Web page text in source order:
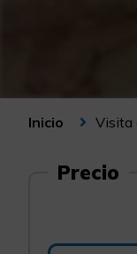
Inicio Visita
Precio